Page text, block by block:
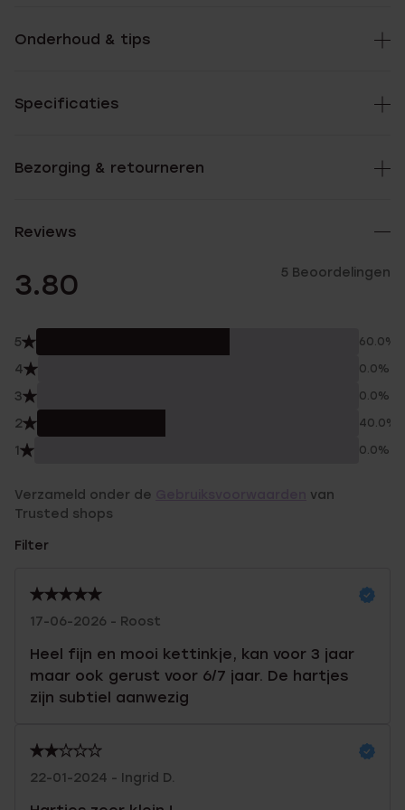
Onderhoud & tips
Specificaties
Bezorging & retourneren
Reviews
3.80 5 Beoordelingen
5 60.0%
4 0.0%
3 0.0%
2 40.0%
1 0.0%
Verzameld onder de
van
Trusted shops
Filter
17-06-2026 - Roost
Heel fijn en mooi kettinkje, kan voor 3 jaar
maar ook gerust voor 6/7 jaar. De hartjes
zijn subtiel aanwezig
22-01-2024 - Ingrid D.